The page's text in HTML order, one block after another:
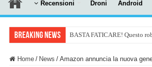
Recensioni Droni Android
Breaking News BASTA FATICARE! Questo
Home / News / Amazon annuncia la nuova